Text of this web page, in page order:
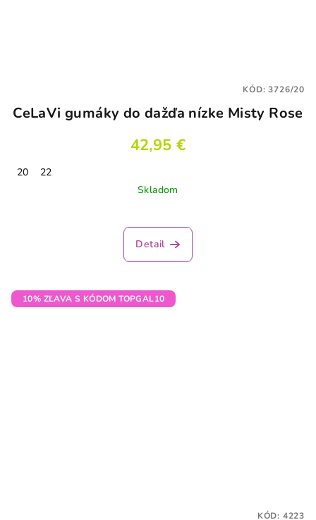
CeLaVi gumáky do dažďa nízke Misty Rose
42,95 €
20
22
Skladom
Detail
KÓD:3726/20
10% ZĽAVA S KÓDOM TOPGAL10
KÓD: 4223